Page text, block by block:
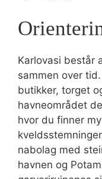
Karlovasi består
sammen over
butikker, torget
havneområdet
hvor du finner
nabolag med
havnen og